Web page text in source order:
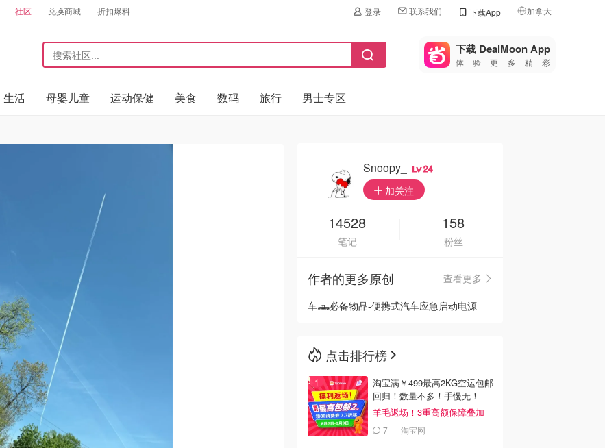
社区 兑换商城 折扣爆料 登录 联系我们 下载App 加拿大
🇺🇸
美国
🇨🇳中国
🇮🇹
🇦🇺
🇳🇿新西兰
下载 DealMoon App
体验更多精彩
生活 母婴儿童 运动保健 美食 数码 旅行 男士专区
Snoopy_ 24
加关注
14528
笔记
158
粉丝
作者的更多原创
查看更多
车🛻必备物品-便携式汽车应急启动电源
点击排行榜
淘宝满￥499最高2KG空运包邮
回归！数量不多！手慢无！
羊毛返场！3重高额保障叠加
7 淘宝网